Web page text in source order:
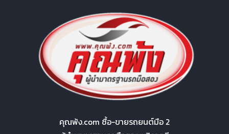
คุณพ้ง.com ซื้อ-ขายรถยนต์มือ 2